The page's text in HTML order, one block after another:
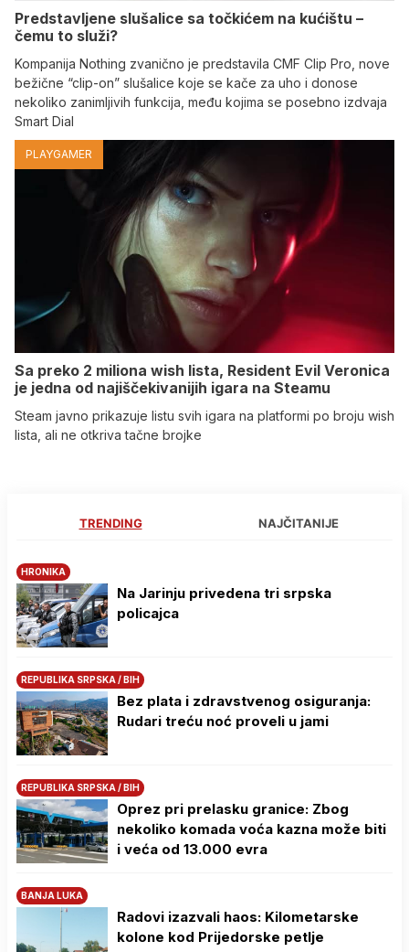
Predstavljene slušalice sa točkićem na kućištu –
čemu to služi?
Kompanija Nothing zvanično je predstavila CMF Clip Pro, nove
bežične “clip-on” slušalice koje se kače za uho i donose
nekoliko zanimljivih funkcija, među kojima se posebno izdvaja
Smart Dial
PLAYGAMER
Sa preko 2 miliona wish lista, Resident Evil Veronica
je jedna od najiščekivanijih igara na Steamu
Steam javno prikazuje listu svih igara na platformi po broju wish
lista, ali ne otkriva tačne brojke
TRENDING NAJČITANIJE
HRONIKA
Na Јarinju privedena tri srpska
policajca
REPUBLIKA SRPSKA / BIH
Bez plata i zdravstvenog osiguranja:
Rudari treću noć proveli u jami
REPUBLIKA SRPSKA / BIH
Oprez pri prelasku granice: Zbog
nekoliko komada voća kazna može biti
i veća od 13.000 evra
BANJA LUKA
Radovi izazvali haos: Kilometarske
kolone kod Prijedorske petlje